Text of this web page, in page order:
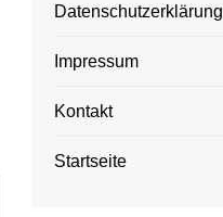
Datenschutzerklärung
Impressum
Kontakt
Startseite